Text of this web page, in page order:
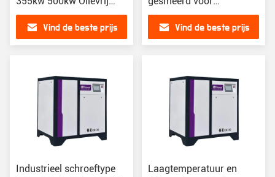
Jaguar
Schroefluchtcompressor
Vind de beste prijs
industriële toepassingen
Vind de beste prijs
Industrieel schroeftype
Laagtemperatuur en